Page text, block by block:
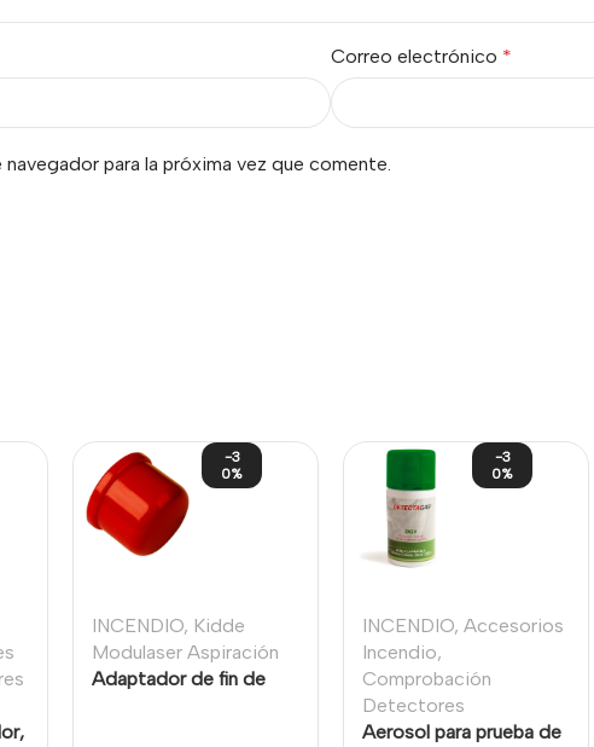
Correo electrónico *
para la próxima vez que comente.
-3
0%
INCENDIO, Kidde
Modulaser Aspiración
Adaptador de fin de
-3
0%
INCENDIO, Accesorios
Incendio,
Comprobación
Detectores
Aerosol para prueba de